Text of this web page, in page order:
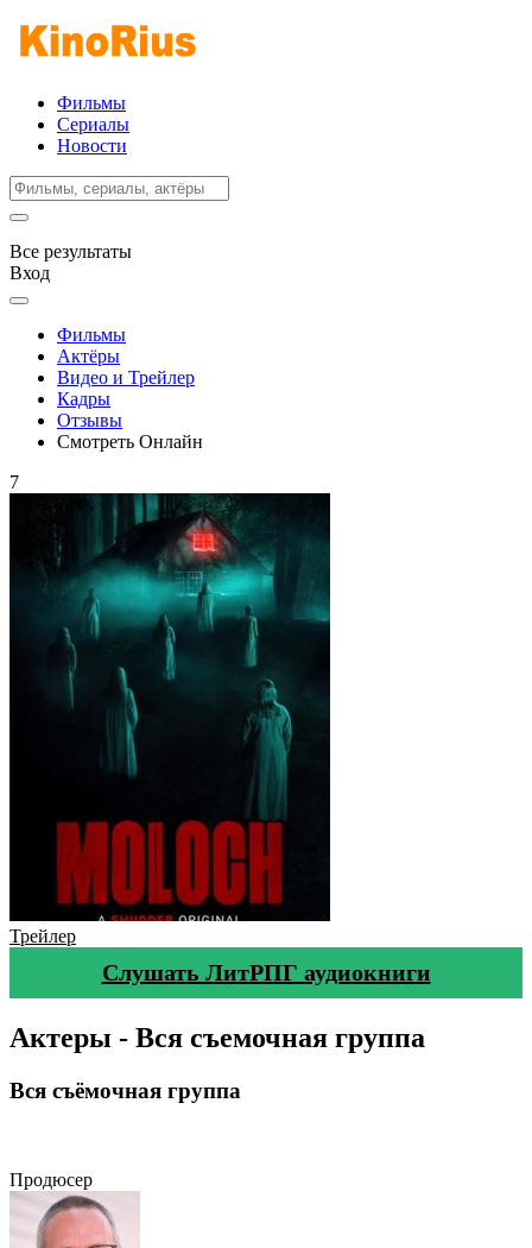
Фильмы
Сериалы
Новости
Все результаты
Вход
Фильмы
Актёры
Видео и Трейлер
Кадры
Отзывы
Смотреть Онлайн
7
Трейлер
Слушать ЛитРПГ аудиокниги
Актеры - Вся съемочная группа
Вся съёмочная группа
Продюсер